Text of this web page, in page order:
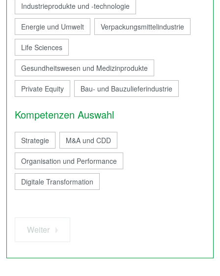
Industrieprodukte und -technologie
Energie und Umwelt Verpackungsmittelindustrie
Life Sciences
Gesundheitswesen und Medizinprodukte
Private Equity Bau- und Bauzulieferindustrie
Kompetenzen Auswahl
Strategie M&A und CDD
Organisation und Performance
Digitale Transformation
Weiter